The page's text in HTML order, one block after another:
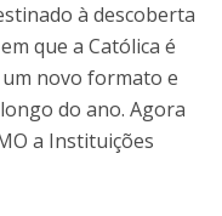
à descoberta
que a Católica é
um novo formato e
do ano. Agora
a Instituições